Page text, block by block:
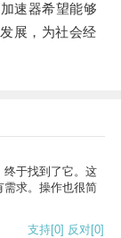
速器希望能够
展，为社会经
终于找到了它。这
需求。操作也很简
支持[0] 反对[0]